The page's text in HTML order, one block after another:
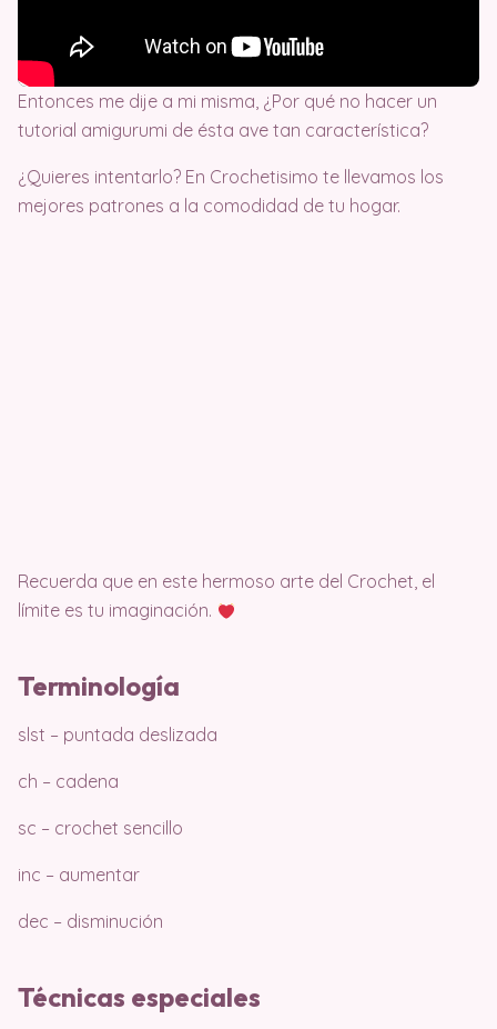
Entonces me dije a mi misma, ¿Por qué no hacer un
tutorial amigurumi de ésta ave tan característica?
¿Quieres intentarlo? En Crochetisimo te llevamos los
mejores patrones a la comodidad de tu hogar.
Recuerda que en este hermoso arte del Crochet, el
límite es tu imaginación.
Terminología
slst – puntada deslizada
ch – cadena
sc – crochet sencillo
inc – aumentar
dec – disminución
Técnicas especiales